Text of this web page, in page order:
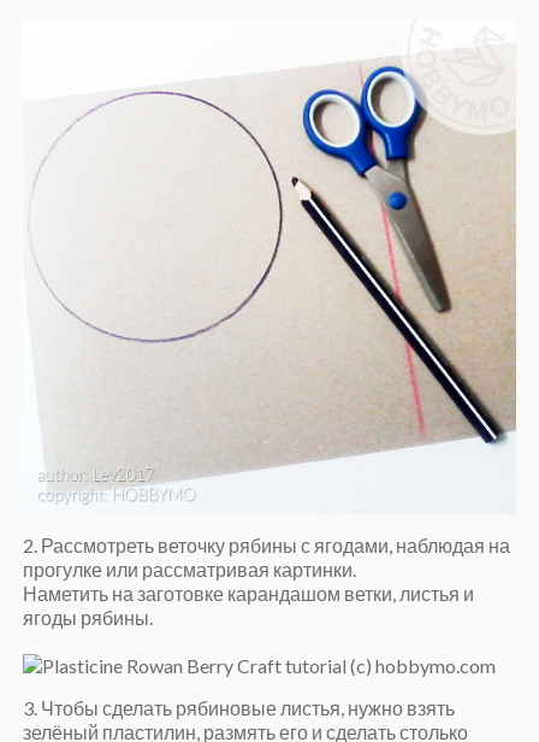
2. Рассмотреть веточку рябины с ягодами, наблюдая на
прогулке или рассматривая картинки.
Наметить на заготовке карандашом ветки, листья и
ягоды рябины.
3. Чтобы сделать рябиновые листья, нужно взять
зелёный пластилин, размять его и сделать столько